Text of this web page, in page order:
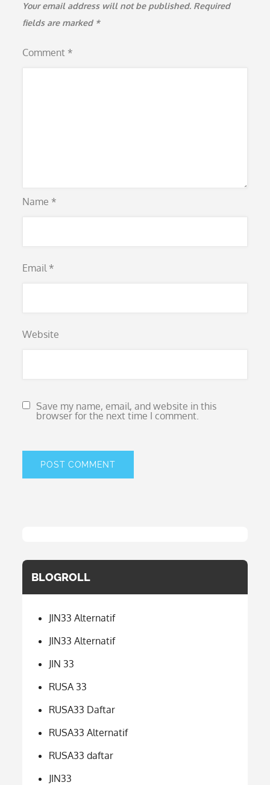
Your email address will not be published. Required
fields are marked *
Comment *
Name *
Email *
Website
Save my name, email, and website in this
browser for the next time I comment.
BLOGROLL
JIN33 Alternatif
JIN33 Alternatif
JIN 33
RUSA 33
RUSA33 Daftar
RUSA33 Alternatif
RUSA33 daftar
JIN33